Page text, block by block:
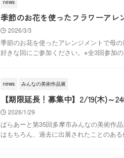
news
季節のお花を使ったフラワーアレ
2026/3/3
季節のお花を使ったアレンジメントで母
好きな回にご参加ください。※全3回参加
news みんなの美術作品展
【期限延長！募集中】2/19(木)～
2026/1/29
ぱらあーと第35回多摩市みんなの美術作
はもちろん、過去に出展されたことのあ